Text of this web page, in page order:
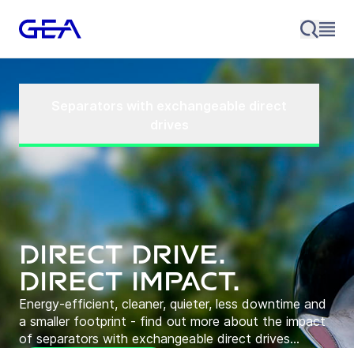
Direct Drive.
Direct Impact.
Energy-efficient, cleaner, quieter, less downtime and
a smaller footprint - find out more about the impact
of separators with exchangeable direct drives...